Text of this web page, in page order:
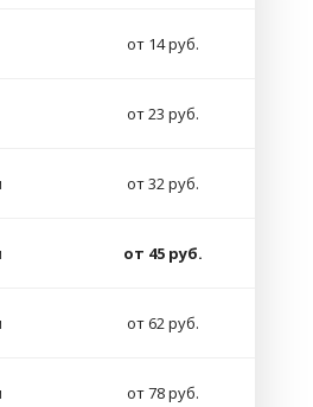
от 14 руб.
от 23 руб.
от 32 руб.
от 45 руб.
от 62 руб.
от 78 руб.